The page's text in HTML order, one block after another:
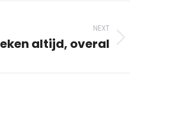
NEXT
altijd, overal